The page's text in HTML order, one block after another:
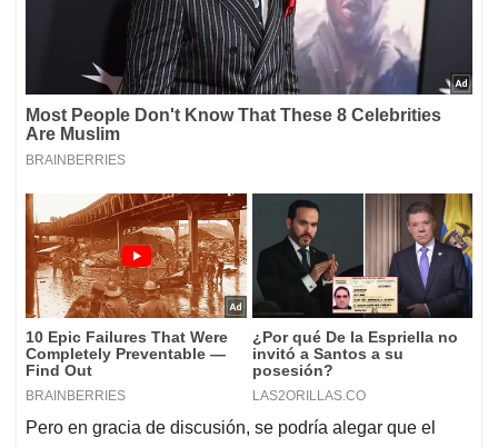
Pero en gracia de discusión, se podría alegar que el